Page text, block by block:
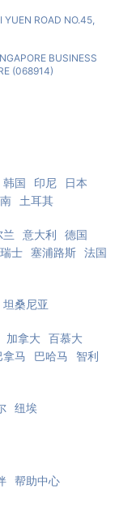
YUEN ROAD NO.45,
BUSINESS
(068914)
韩国 印尼
日本
土耳其
兰 意大利
德国
瑞士 塞浦路斯 法国
坦桑尼亚
加拿大
百慕大
拿马 巴哈马
智利
纽埃
帮助中心